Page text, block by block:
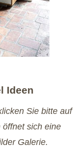
Ideen
Sie bitte auf
sich eine
Galerie.